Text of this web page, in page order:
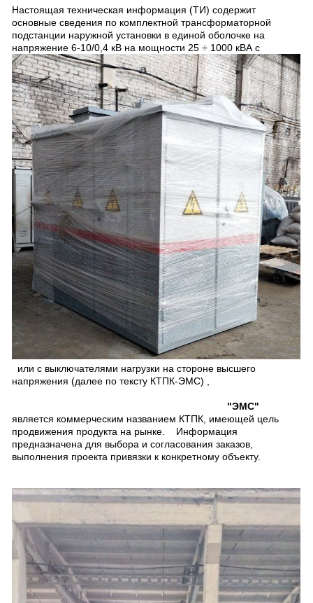
Настоящая техническая информация (ТИ) содержит
основные сведения по комплектной трансформаторной
подстанции наружной установки в единой оболочке на
напряжение 6-10/0,4 кВ на мощности 25 ÷ 1000 кВА с
или с выключателями нагрузки на стороне высшего
напряжения (далее по тексту КТПК-ЭМС) ,
"ЭМС"
является коммерческим названием КТПК, имеющей цель
продвижения продукта на рынке. Информация
предназначена для выбора и согласования заказов,
выполнения проекта привязки к конкретному объекту.